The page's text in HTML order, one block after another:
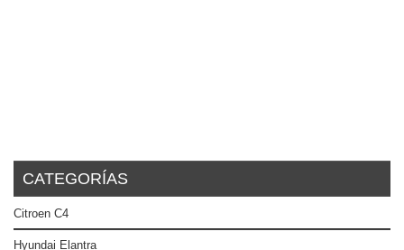
CATEGORÍAS
Citroen C4
Hyundai Elantra